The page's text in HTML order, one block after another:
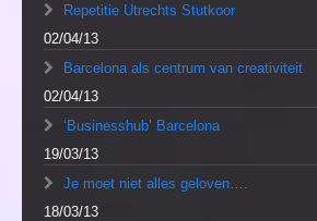
Repetitie Utrechts Stutkoor
02/04/13
Barcelona als centrum van creativiteit
02/04/13
‘Businesshub’ Barcelona
19/03/13
Je moet niet alles geloven….
18/03/13